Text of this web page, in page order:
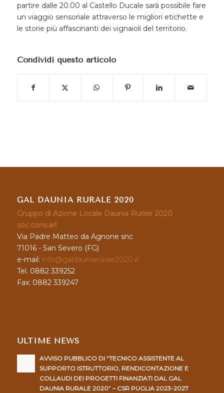
partire dalle 20.00 al Castello Ducale sarà possibile fare
un viaggio sensoriale attraverso le migliori etichette e
le storie più affascinanti dei vignaioli del territorio.
Condividi questo articolo
GAL DAUNIA RURALE 2020
Gruppo di Azione Locale Daunia Rurale 2020
soc.cons.arl
Via Padre Matteo da Agnone snc
71016 - San Severo (FG)
e-mail: info@galdauniarurale2020.it
Tel. 0882 339252
Fax: 0882 339247
ULTIME NEWS
AVVISO PUBBLICO DI “TECNICO ASSISTENTE AL
SUPPORTO ISTRUTTORIO, RENDICONTAZIONE E
COLLAUDI DEI PROGETTI FINANZIATI DAL GAL
DAUNIA RURALE 2020” – CSR PUGLIA 2023-2027